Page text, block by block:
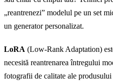
„reantrenezi” modelul pe un set
un generator personalizat.
LoRA (Low-Rank Adaptation)
necesită reantrenarea întregului
fotografii de calitate ale